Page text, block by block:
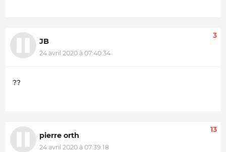
JB
24 avril 2020 à 07:40:34
3
??
pierre orth
24 avril 2020 à 07:39:18
13